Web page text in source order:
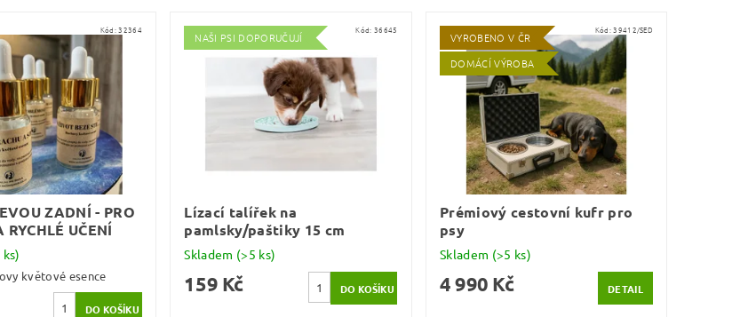
Kód:32364
ZADNÍ - PRO
RYCHLÉ UČENÍ
květové esence
NAŠI PSI DOPORUČUJÍ
Kód: 36645
Lízací talířek na
pamlsky/paštiky 15 cm
Skladem (>5 ks)
159 Kč
VYROBENO V ČR
DOMÁCÍ VÝROBA
Kód:39412/SED
Prémiový cestovní kufr pro
psy
Skladem (>5 ks)
4 990 Kč DETAIL